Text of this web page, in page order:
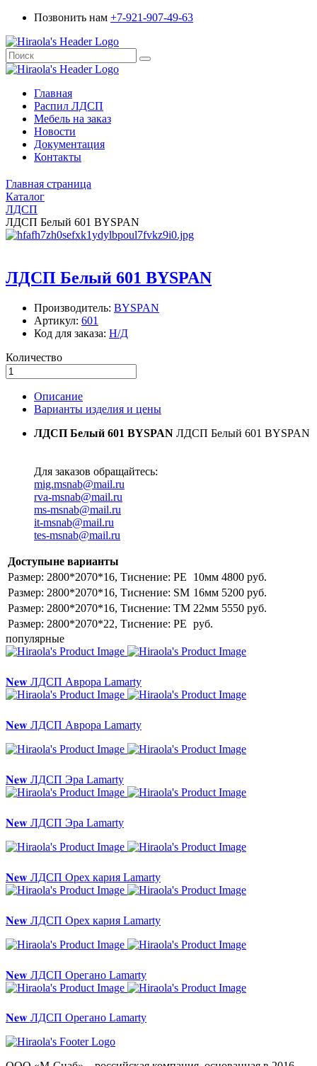
Позвонить нам +7-921-907-49-63
Главная
Распил ЛДСП
Мебель на заказ
Новости
Документация
Контакты
Главная страница
Каталог
ЛДСП
ЛДСП Белый 601 BYSPAN
ЛДСП Белый 601 BYSPAN
Производитель: BYSPAN
Артикул: 601
Код для заказа: Н/Д
Количество
Описание
Варианты изделия и цены
ЛДСП Белый 601 BYSPAN ЛДСП Белый 601 BYSPAN
Для заказов обращайтесь:
mig.msnab@mail.ru
rva-msnab@mail.ru
ms-msnab@mail.ru
it-msnab@mail.ru
tes-msnab@mail.ru
Доступыне варианты
Размер: 2800*2070*16, Тиснение: PE
10мм 4800 руб.
Размер: 2800*2070*16, Тиснение: SM 16мм 5200 руб.
Размер: 2800*2070*16, Тиснение: TM 22мм 5550 руб.
Размер: 2800*2070*22, Тиснение: PE руб.
популярные
𝐍𝐞𝐰 ЛДСП Аврора Lamarty
𝐍𝐞𝐰 ЛДСП Аврора Lamarty
𝐍𝐞𝐰 ЛДСП Эра Lamarty
𝐍𝐞𝐰 ЛДСП Эра Lamarty
𝐍𝐞𝐰 ЛДСП Орех кария Lamarty
𝐍𝐞𝐰 ЛДСП Орех кария Lamarty
𝐍𝐞𝐰 ЛДСП Орегано Lamarty
𝐍𝐞𝐰 ЛДСП Орегано Lamarty